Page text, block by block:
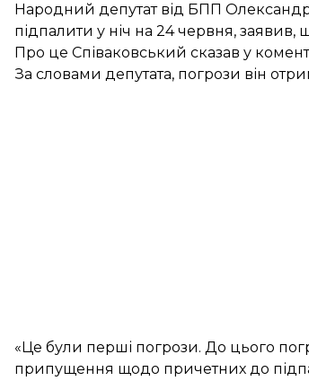
Народний депутат від БПП
підпалити у ніч на 24 червня,
Про це Співаковський сказав у
За словами депутата, погрози він
«Це були перші погрози. До цього
припущення щодо причетних до